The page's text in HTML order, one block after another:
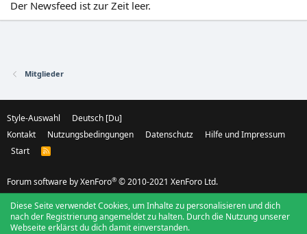
Der Newsfeed ist zur Zeit leer.
Mitglieder
Style-Auswahl
Deutsch [Du]
Kontakt
Nutzungsbedingungen Datenschutz
Hilfe und Impressum
Start
R
S
Forum software by XenForo® © 2010-2021 XenForo Ltd.
Diese Seite verwendet Cookies, um Inhalte zu personalisieren und dich
nach der Registrierung angemeldet zu halten. Durch die Nutzung unserer
Webseite erklärst du dich damit einverstanden.